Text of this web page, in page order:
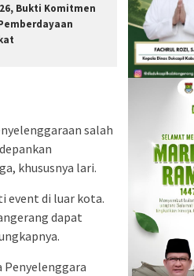
Bukti Komitmen
salah
khususnya lari.
event di luar kota.
dapat
Penyelenggara